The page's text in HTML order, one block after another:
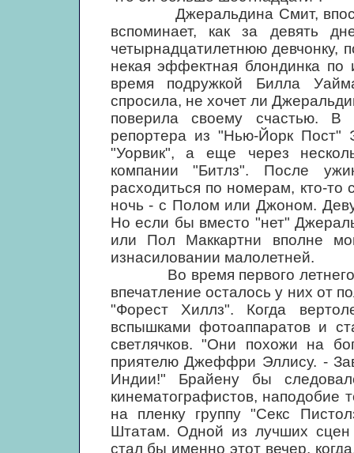
Джеральдина Смит,
вспоминает, как за девять
четырнадцатилетнюю девчонку,
некая эффектная блондинка
время подружкой Билла
спросила, не хочет ли
поверила своему счастью.
репортера из "Нью-Йорк Пост"
"Уорвик", а еще через
компании "Битлз". После
расходиться по номерам, кто-
ночь - с Полом или Джоном.
Но если бы вместо "нет"
или Пол Маккартни вполне
изнасиловании малолетней.
Во время первого летнего
впечатление осталось у них от
"Форест Хиллз". Когда
вспышками фотоаппаратов и
светлячков. "Они похожи на
приятелю Джеффри Эллису. -
Индии!" Брайену бы
кинематографистов, наподобие
на пленку группу "Секс
Штатам. Одной из лучших сцен
стал бы именно этот вечер,